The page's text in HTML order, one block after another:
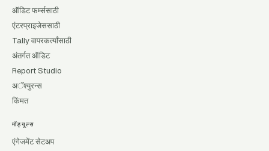
ऑडिट फर्म्ससाठी
एंटरप्राइजेससाठी
Tally वापरकर्त्यांसाठी
अंतर्गत ऑडिट
Report Studio
अॅश्युरन्स
किंमत
मॉड्यूल्स
एंगेजमेंट सेटअप